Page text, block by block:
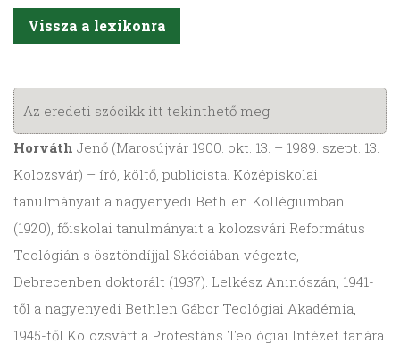
Vissza a lexikonra
Az eredeti szócikk itt tekinthető meg
Horváth Jenő (Marosújvár 1900. okt. 13. – 1989. szept. 13.
Kolozsvár) – író, költő, publicista. Középiskolai
tanulmányait a nagyenyedi Bethlen Kollégiumban
(1920), főiskolai tanulmányait a kolozsvári Református
Teológián s ösztöndíjjal Skóciában végezte,
Debrecenben doktorált (1937). Lelkész Aninószán, 1941-
től a nagyenyedi Bethlen Gábor Teológiai Akadémia,
1945-től Kolozsvárt a Protestáns Teológiai Intézet tanára.